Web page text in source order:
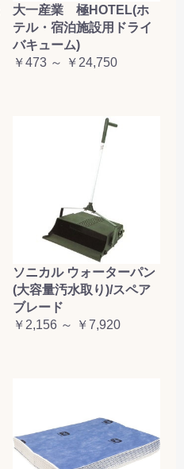
大一産業 極HOTEL(ホ
テル・宿泊施設用ドライ
バキューム)
￥473 ～ ￥24,750
ソニカル ウォーターパン
(大容量汚水取り)/スペア
ブレード
￥2,156 ～ ￥7,920